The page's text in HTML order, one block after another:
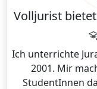
Volljurist
Ich unterrichte
2001. Mir
StudentInnen